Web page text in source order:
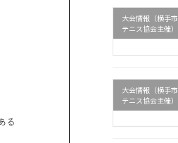
大会情報（横手市
テニス協会主催）
大会情報（横手市
テニス協会主催）